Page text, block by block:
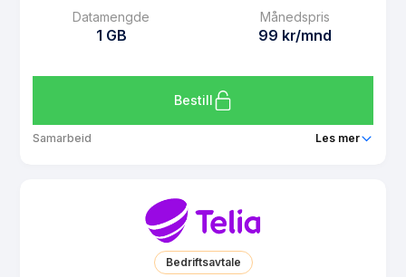
Datamengde
1 GB
Månedspris
99 kr/mnd
Bestill
Samarbeid Les mer
Bedriftsavtale